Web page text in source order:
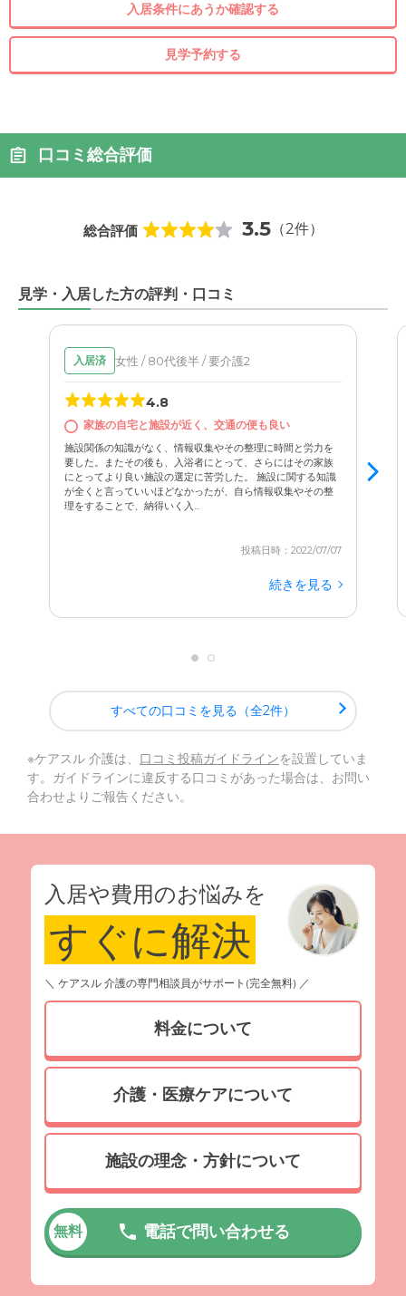
入居条件にあうか確認する
見学予約する
口コミ総合評価
総合評価 3.5（2件）
見学・入居した方の評判・口コミ
入居済 女性 / 80代後半 / 要介護2
4.8
家族の自宅と施設が近く、交通の便も良い
施設関係の知識がなく、情報収集やその整理に時間と労力を
要した。またその後も、入浴者にとって、さらにはその家族
にとってより良い施設の選定に苦労した。 施設に関する知識
が全くと言っていいほどなかったが、自ら情報収集やその整
理をすることで、納得いく入...
投稿日時：2022/07/07
続きを見る
すべての口コミを見る（全2件）
※ケアスル 介護は、 口コミ投稿ガイドラインを設置していま
す。ガイドラインに違反する口コミがあった場合は、お問い
合わせよりご報告ください。
入居や費用のお悩みを
すぐに解決
＼ ケアスル 介護の専門相談員がサポート(完全無料) ／
料金について
介護・医療ケアについて
施設の理念・方針について
無料 電話で問い合わせる